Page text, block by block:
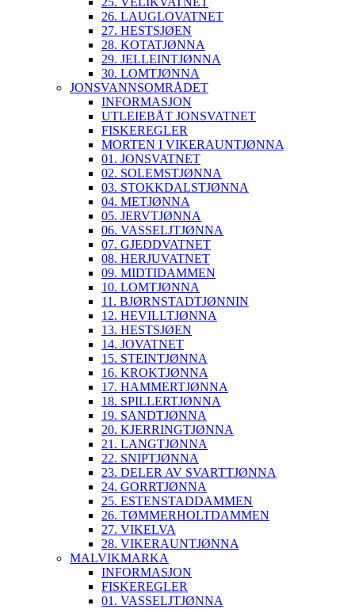
26. LAUGLOVATNET
27. HESTSJØEN
28. KOTATJØNNA
29. JELLEINTJØNNA
30. LOMTJØNNA
JONSVANNSOMRÅDET
INFORMASJON
UTLEIEBÅT JONSVATNET
FISKEREGLER
MORTEN I VIKERAUNTJØNNA
01. JONSVATNET
02. SOLEMSTJØNNA
03. STOKKDALSTJØNNA
04. METJØNNA
05. JERVTJØNNA
06. VASSELJTJØNNA
07. GJEDDVATNET
08. HERJUVATNET
09. MIDTIDAMMEN
10. LOMTJØNNA
11. BJØRNSTADTJØNNIN
12. HEVILLTJØNNA
13. HESTSJØEN
14. JOVATNET
15. STEINTJØNNA
16. KROKTJØNNA
17. HAMMERTJØNNA
18. SPILLERTJØNNA
19. SANDTJØNNA
20. KJERRINGTJØNNA
21. LANGTJØNNA
22. SNIPTJØNNA
23. DELER AV SVARTTJØNNA
24. GORRTJØNNA
25. ESTENSTADDAMMEN
26. TØMMERHOLTDAMMEN
27. VIKELVA
28. VIKERAUNTJØNNA
MALVIKMARKA
INFORMASJON
FISKEREGLER
01. VASSELJTJØNNA